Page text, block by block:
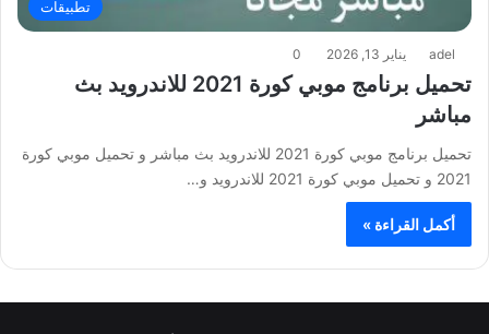
تطبيقات
adel يناير 13, 2026 0
تحميل برنامج موبي كورة 2021 للاندرويد بث
مباشر
تحميل برنامج موبي كورة 2021 للاندرويد بث مباشر و تحميل موبي كورة
2021 و تحميل موبي كورة 2021 للاندرويد و…
أكمل القراءة »